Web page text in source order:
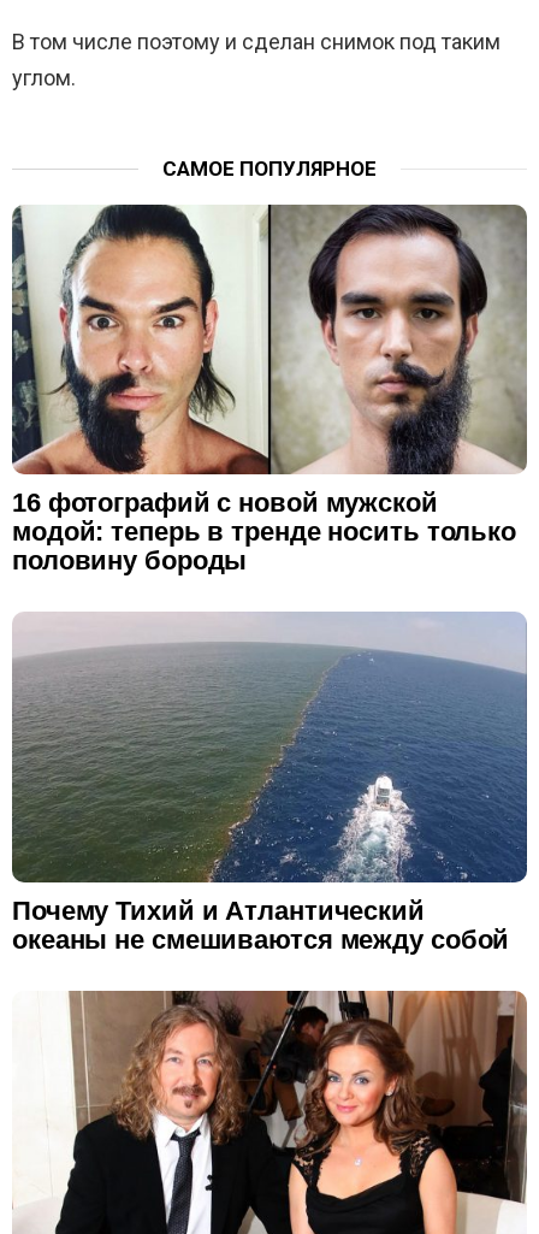
В том числе поэтому и сделан снимок под таким
углом.
САМОЕ ПОПУЛЯРНОЕ
16 фотографий с новой мужской
модой: теперь в тренде носить только
половину бороды
Почему Тихий и Атлантический
океаны не смешиваются между собой